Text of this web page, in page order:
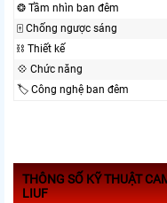
❂ Tầm nhìn ban đêm
🀄 Chống ngược sáng
⛓ Thiết kế
💠 Chức năng
🏷 Công nghệ ban đêm
THÔNG SỐ KỸ THUẬT
LIUF